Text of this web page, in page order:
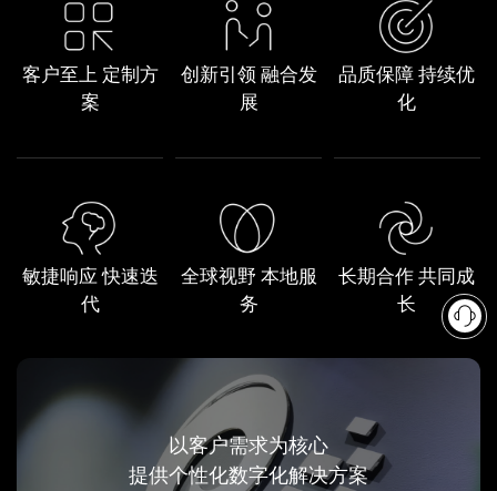
客户至上 定制方
案
创新引领 融合发
展
品质保障 持续优
化
敏捷响应 快速迭
代
全球视野 本地服
务
长期合作 共同成
长
以客户需求为核心
提供个性化数字化解决方案